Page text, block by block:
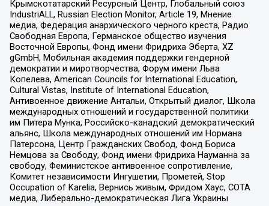
Крымскотатарский Ресурсный Центр, Глобальный союз
IndustriALL, Russian Election Monitor, Article 19, Мнение
медиа, Федерация анархического черного креста, Радио
Свободная Европа, Германское общество изучения
Восточной Европы, Фонд имени Фридриха Эберта, XZ
gGmbH, Мобильная академия поддержки гендерной
демократии и миротворчества, Форум имени Льва
Копелева, American Councils for International Education,
Cultural Vistas, Institute of International Education,
Антивоенное движение Антальи, Открытый диалог, Школа
международных отношений и государственной политики
им Питера Мунка, Российско-канадский демократический
альянс, Школа международных отношений им Нормана
Патерсона, Центр Гражданских Свобод, Фонд Бориса
Немцова за Свободу, Фонд имени Фридриха Науманна за
свободу, Феминистское антивоенное сопротивление,
Комитет независимости Ингушетии, Прометей, Stop
Occupation of Karelia, Вернись живым, Фридом Хаус, СОТА
медиа, Либерально-демократическая Лига Украины